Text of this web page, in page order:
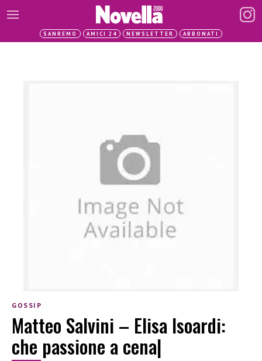
SANREMO AMICI 24 NEWSLETTER ABBONATI
GOSSIP
Matteo Salvini – Elisa Isoardi:
che passione a cena|